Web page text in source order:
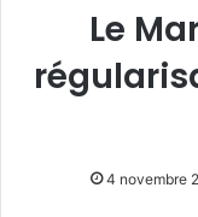
Le
4 novembre